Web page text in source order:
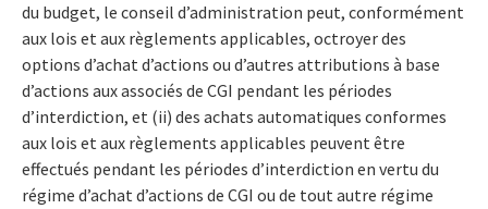
du budget, le conseil d’administration peut, conformément
aux lois et aux règlements applicables, octroyer des
options d’achat d’actions ou d’autres attributions à base
d’actions aux associés de CGI pendant les périodes
d’interdiction, et (ii) des achats automatiques conformes
aux lois et aux règlements applicables peuvent être
effectués pendant les périodes d’interdiction en vertu du
régime d’achat d’actions de CGI ou de tout autre régime